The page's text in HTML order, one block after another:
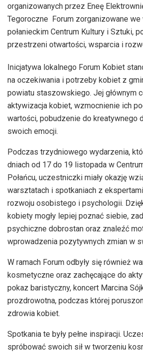
organizowanych przez Eneę
Tegoroczne Forum zorganizowane we
połanieckim Centrum Kultury i Sztuki,
przestrzeni otwartości, wsparcia i
Inicjatywa lokalnego Forum Kobiet
na oczekiwania i potrzeby kobiet z
powiatu staszowskiego. Jej głównym
aktywizacja kobiet, wzmocnienie ich
wartości, pobudzenie do kreatywnego
swoich emocji.
Podczas trzydniowego wydarzenia,
dniach od 17 do 19 listopada w
Połańcu, uczestniczki miały okazję
warsztatach i spotkaniach z
rozwoju osobistego i psychologii.
kobiety mogły lepiej poznać siebie,
psychiczne dobrostan oraz znaleźć
wprowadzenia pozytywnych zmian w
W ramach Forum odbyły się również
kosmetyczne oraz zachęcające do
pokaz baristyczny, koncert Marcina
prozdrowotna, podczas której
zdrowia kobiet.
Spotkania te były pełne inspiracji.
spróbować swoich sił w tworzeniu